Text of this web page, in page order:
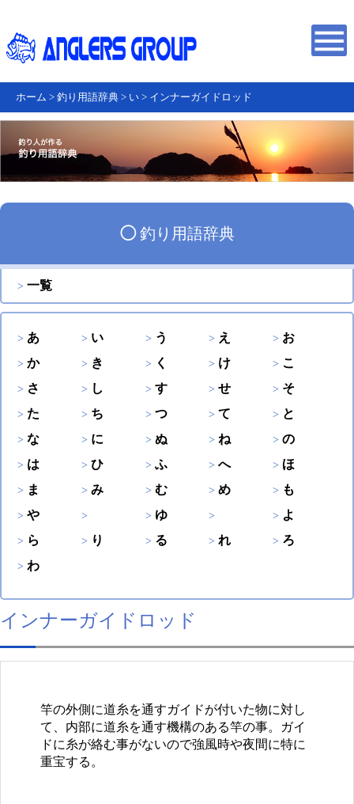
ホーム > 釣り用語辞典 > い > インナーガイドロッド
◯釣り用語辞典
一覧
あ い う え
お
か
き く け
こ
さ
し す せ
そ
た
ち つ て
と
な
に ぬ ね
の
は
ひ ふ へ
ほ
ま
み む め
も
や
ゆ
よ
ら
り る れ
ろ
わ
インナーガイドロッド
竿の外側に道糸を通すガイドが付いた物に対し
て、内部に道糸を通す機構のある竿の事。ガイ
ドに糸が絡む事がないので強風時や夜間に特に
重宝する。